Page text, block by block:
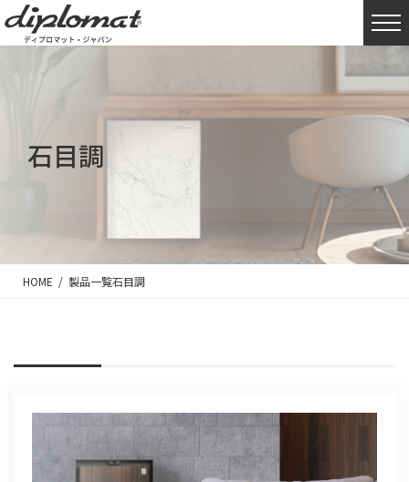
石目調
HOME 製品一覧石目調